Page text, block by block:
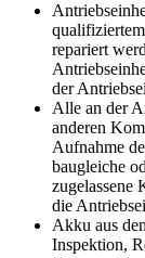
repariert
der
Alle an der
anderen
Aufnahme
baugleiche
zugelassene
die
Akku aus
Inspektion,